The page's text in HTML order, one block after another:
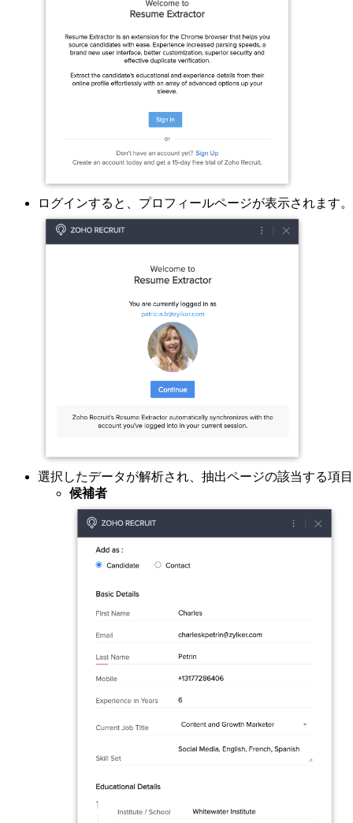
ログインすると、プロフィールページが表示されます
選択したデータが解析され、抽出ページの該当する項
候補者